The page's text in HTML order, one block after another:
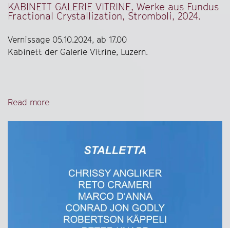
KABINETT GALERIE VITRINE, Werke aus Fundus
Fractional Crystallization, Stromboli, 2024.
Vernissage 05.10.2024, ab 17.00
Kabinett der Galerie Vitrine, Luzern.
Read more